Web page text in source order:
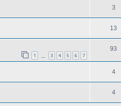
3
13
1 3 4 5 6 7
93
4
4